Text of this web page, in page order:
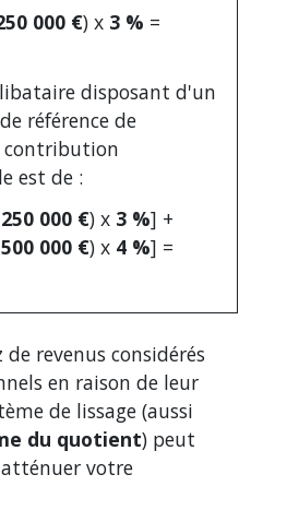
000 €) x 3 % =
disposant d'un
référence de
contribution
est de :
250 000 €) x 3 %] +
500 000 €) x 4 %] =
de revenus considérés
en raison de leur
de lissage (aussi
du quotient) peut
votre